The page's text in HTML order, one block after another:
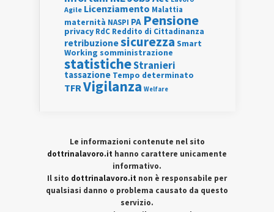
Agile Licenziamento Malattia
maternità NASPI PA Pensione
privacy RdC Reddito di Cittadinanza
retribuzionesicurezza Smart
Working somministrazione
statisticheStranieri
tassazione Tempo determinato
TFRVigilanza Welfare
Le informazioni contenute nel sito
dottrinalavoro.it hanno carattere unicamente
informativo.
Il sito dottrinalavoro.it non è responsabile per
qualsiasi danno o problema causato da questo
servizio.